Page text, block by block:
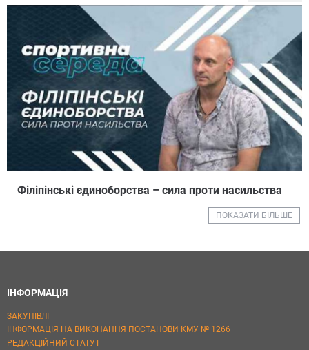
Філіпінські єдиноборства – сила проти насильства
ПОКАЗАТИ БІЛЬШЕ
ІНФОРМАЦІЯ
ЗАКУПІВЛІ
ІНФОРМАЦІЯ НА ВИКОНАННЯ ПОСТАНОВИ КМУ № 1266
РЕДАКЦІЙНИЙ СТАТУТ